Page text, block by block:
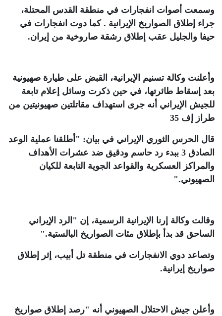
وسمعت أصوات انفجارات في منطقة القدس المحتلة،
جراء إطلاق الصواريخ الإيرانية . كما دوت انفجارات في
حيفا والجليل عقب إطلاق رشقة صاروخية من إيران.
وأعلنت وكالة تسنيم الإيرانية، القبض على طيارة صهيونية
بعد إسقاط طائرتها، في حين ذكرت وسائل إعلام تابعة
للجيش الإيراني أنه جرى استهداف مقاتلتين صهيونيتين من
طراز إف 35
قال الحرس الثوري الإيراني في بيان: "أطلقنا عملية الوعد
الصادق 3 ببدء رد حاسم ودقيق ضد عشرات الأهداف
والمراكز العسكرية والقواعد الجوية التابعة للكيان
الصهيوني".
وقالت وكالة إرنا الإيرانية الرسمية، إن "الرد الإيراني
الساحق قد بدأ بإطلاق مئات الصواريخ البالستية".
وتصاعد دوي الانفجارات في منطقة تل أبيب، إثر إطلاق
صواريخ إيرانية.
وأعلن جيش الاحتلال الصهيوني أنه "رصد إطلاق صواريخ